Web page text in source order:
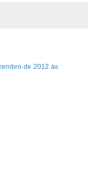
de 2012 às